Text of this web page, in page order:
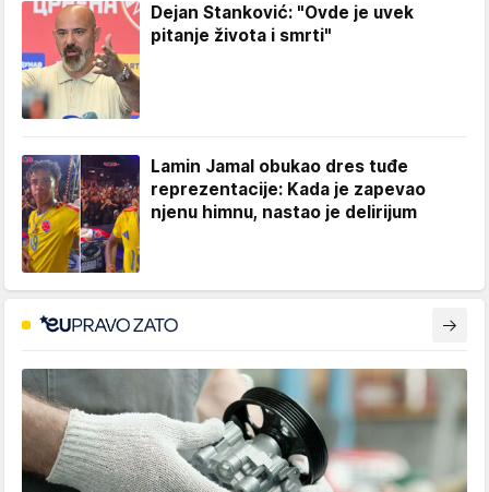
Dejan Stanković: "Ovde je uvek
pitanje života i smrti"
Lamin Jamal obukao dres tuđe
reprezentacije: Kada je zapevao
njenu himnu, nastao je delirijum